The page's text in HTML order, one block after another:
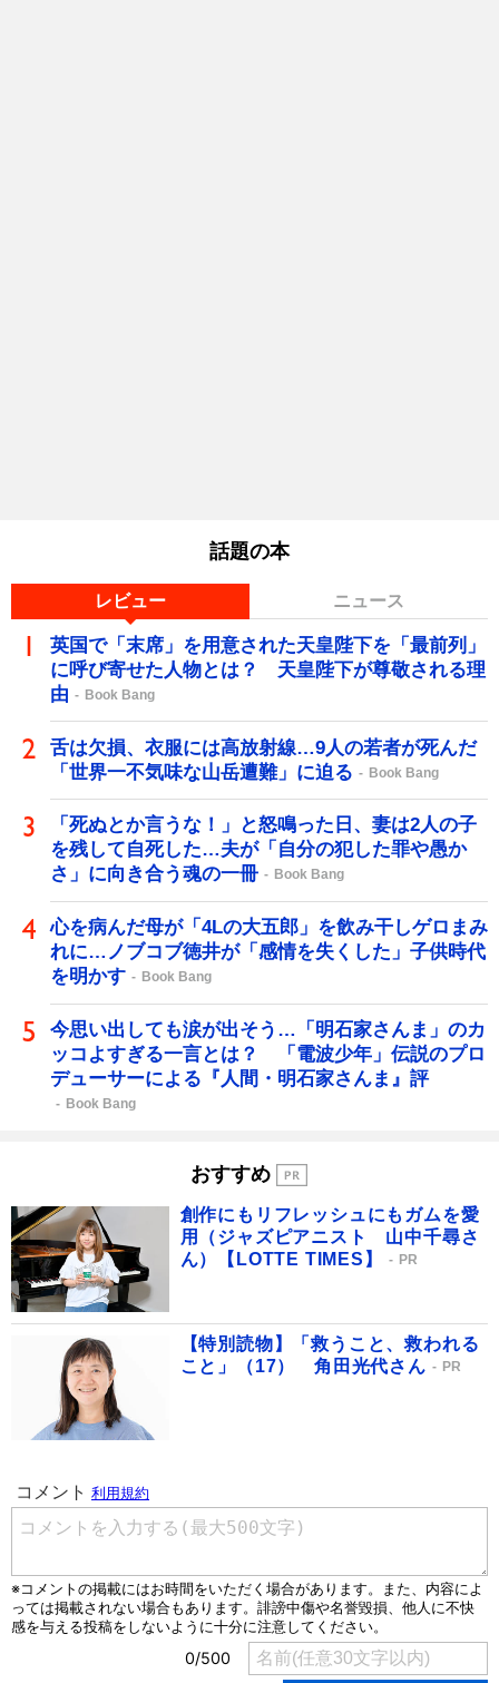
話題の本
レビュー ニュース
英国で「末席」を用意された天皇陛下を「最前列」
に呼び寄せた人物とは？ 天皇陛下が尊敬される理
由
Book Bang
舌は欠損、衣服には高放射線…9人の若者が死んだ
「世界一不気味な山岳遭難」に迫る
Book Bang
「死ぬとか言うな！」と怒鳴った日、妻は2人の子
を残して自死した…夫が「自分の犯した罪や愚か
さ」に向き合う魂の一冊
Book Bang
心を病んだ母が「4Lの大五郎」を飲み干しゲロまみ
れに…ノブコブ徳井が「感情を失くした」子供時代
を明かす
Book Bang
今思い出しても涙が出そう…「明石家さんま」のカ
ッコよすぎる一言とは？ 「電波少年」伝説のプロ
デューサーによる『人間・明石家さんま』評
Book Bang
おすすめ
創作にもリフレッシュにもガムを愛
用（ジャズピアニスト 山中千尋さ
ん）【LOTTE TIMES】
PR
【特別読物】「救うこと、救われる
こと」（17） 角田光代さん
PR